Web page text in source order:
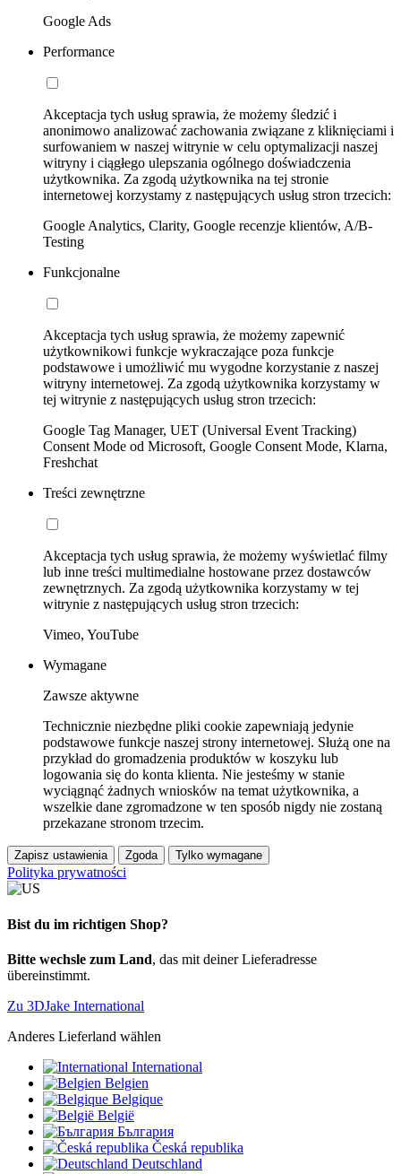
Google Ads
Performance
Akceptacja tych usług sprawia, że możemy śledzić i
anonimowo analizować zachowania związane z kliknięciami i
surfowaniem w naszej witrynie w celu optymalizacji naszej
witryny i ciągłego ulepszania ogólnego doświadczenia
użytkownika. Za zgodą użytkownika na tej stronie
internetowej korzystamy z następujących usług stron trzecich:
Google Analytics, Clarity, Google recenzje klientów, A/B-
Testing
Funkcjonalne
Akceptacja tych usług sprawia, że możemy zapewnić
użytkownikowi funkcje wykraczające poza funkcje
podstawowe i umożliwić mu wygodne korzystanie z naszej
witryny internetowej. Za zgodą użytkownika korzystamy w
tej witrynie z następujących usług stron trzecich:
Google Tag Manager, UET (Universal Event Tracking)
Consent Mode od Microsoft, Google Consent Mode, Klarna,
Freshchat
Treści zewnętrzne
Akceptacja tych usług sprawia, że możemy wyświetlać filmy
lub inne treści multimedialne hostowane przez dostawców
zewnętrznych. Za zgodą użytkownika korzystamy w tej
witrynie z następujących usług stron trzecich:
Vimeo, YouTube
Wymagane
Zawsze aktywne
Technicznie niezbędne pliki cookie zapewniają jedynie
podstawowe funkcje naszej strony internetowej. Służą one na
przykład do gromadzenia produktów w koszyku lub
logowania się do konta klienta. Nie jesteśmy w stanie
wyciągnąć żadnych wniosków na temat użytkownika, a
wszelkie dane zgromadzone w ten sposób nigdy nie zostaną
przekazane stronom trzecim.
Zapisz ustawienia Zgoda Tylko wymagane
Polityka prywatności
Bist du im richtigen Shop?
Bitte wechsle zum Land, das mit deiner Lieferadresse
übereinstimmt.
Zu 3DJake International
Anderes Lieferland wählen
International
Belgien
Belgique
België
България
Česká republika
Deutschland